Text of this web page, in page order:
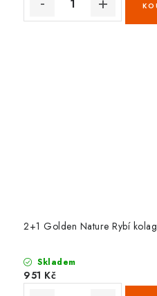
2+1 Golden Nature Rybí
Skladem
951 Kč